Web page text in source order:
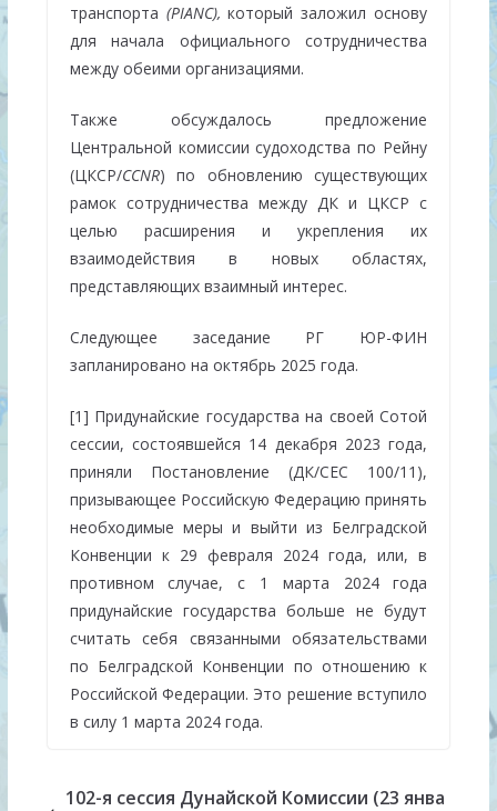
транспорта (PIANC), который заложил основу
для начала официального сотрудничества
между обеими организациями.
Также обсуждалось предложение
Центральной комиссии судоходства по Рейну
(ЦКСР/CCNR) по обновлению существующих
рамок сотрудничества между ДК и ЦКСР с
целью расширения и укрепления их
взаимодействия в новых областях,
представляющих взаимный интерес.
Следующее заседание РГ ЮР-ФИН
запланировано на октябрь 2025 года.
[1] Придунайские государства на своей Сотой
сессии, состоявшейся 14 декабря 2023 года,
приняли Постановление (ДК/СЕС 100/11),
призывающее Российскую Федерацию принять
необходимые меры и выйти из Белградской
Конвенции к 29 февраля 2024 года, или, в
противном случае, с 1 марта 2024 года
придунайские государства больше не будут
считать себя связанными обязательствами
по Белградской Конвенции по отношению к
Российской Федерации. Это решение вступило
в силу 1 марта 2024 года.
102-я сессия Дунайской Комиссии (23 янва